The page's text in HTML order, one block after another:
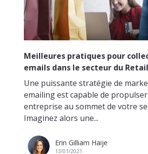
Meilleures pratiques pour
emails dans le secteur du Retail
Une puissante stratégie de
emailing est capable de
entreprise au sommet de votre
Imaginez alors une...
Erin Gilliam Haije
13/01/2021